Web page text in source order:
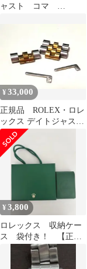
ャスト コマ
¥33,000
正規品 ROLEX・ロレ
ックス デイトジャスト
腕時計用 調整コマ3
個・ピン2個
¥3,800
ロレックス 収納ケー
ス 袋付き！ 【正規